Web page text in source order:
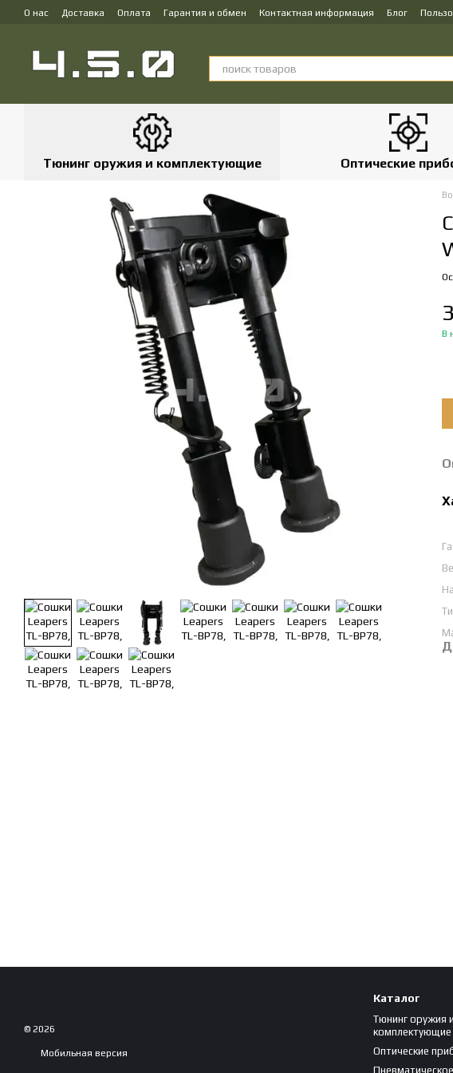
Перейти к основному контенту
О нас Доставка Оплата Гарантия и обмен Контактная информация Блог
Тюнинг оружия и комплектующие Оптические
В
© 2026
Мобильная версия
Каталог
Тюнинг оружия и
комплектующие
Оптические